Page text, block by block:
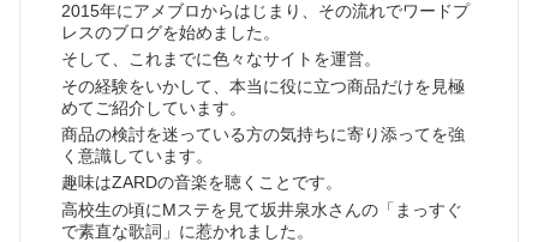
2015年にアメブロからはじまり、その流れでワードプ
レスのブログを始めました。
そして、これまでに色々なサイトを運営。
その経験をいかして、本当に役に立つ商品だけを見極
めてご紹介しています。
商品の検討を迷っている方の気持ちに寄り添ってを強
く意識しています。
趣味はZARDの音楽を聴くことです。
高校生の頃にMステを見て坂井泉水さんの「まっすぐ
で素直な歌詞」に惹かれました。